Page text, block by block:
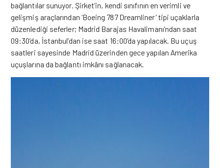
bağlantılar sunuyor. Şirket’in, kendi sınıfının en verimli ve
gelişmiş araçlarından ‘Boeing 787 Dreamliner’ tipi uçaklarla
düzenlediği seferler; Madrid Barajas Havalimanı’ndan saat
09:30’da, İstanbul’dan ise saat 16:00’da yapılacak. Bu uçuş
saatleri sayesinde Madrid üzerinden gece yapılan Amerika
uçuşlarına da bağlantı imkânı sağlanacak.